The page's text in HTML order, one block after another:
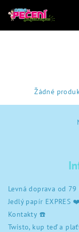
Žádné
Levná doprava od 79
Jedlý papír EXPRES ❤️
Kontakty ☎️
Twisto, kup teď a